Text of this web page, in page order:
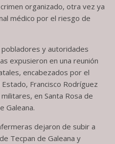
organizado, otra vez ya
médico por el riesgo de
y autoridades
expusieron en una reunión
encabezados por el
Francisco Rodríguez
en Santa Rosa de
Galeana.
dejaron de subir a
Tecpan de Galeana y